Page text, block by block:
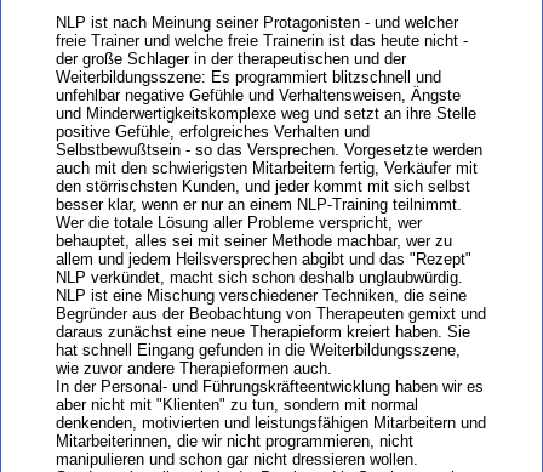
NLP ist nach Meinung seiner Protagonisten - und welcher
freie Trainer und welche freie Trainerin ist das heute nicht -
der große Schlager in der therapeutischen und der
Weiterbildungsszene: Es programmiert blitzschnell und
unfehlbar negative Gefühle und Verhaltensweisen, Ängste
und Minderwertigkeitskomplexe weg und setzt an ihre Stelle
positive Gefühle, erfolgreiches Verhalten und
Selbstbewußtsein - so das Versprechen. Vorgesetzte werden
auch mit den schwierigsten Mitarbeitern fertig, Verkäufer mit
den störrischsten Kunden, und jeder kommt mit sich selbst
besser klar, wenn er nur an einem NLP-Training teilnimmt.
Wer die totale Lösung aller Probleme verspricht, wer
behauptet, alles sei mit seiner Methode machbar, wer zu
allem und jedem Heilsversprechen abgibt und das "Rezept"
NLP verkündet, macht sich schon deshalb unglaubwürdig.
NLP ist eine Mischung verschiedener Techniken, die seine
Begründer aus der Beobachtung von Therapeuten gemixt und
daraus zunächst eine neue Therapieform kreiert haben. Sie
hat schnell Eingang gefunden in die Weiterbildungsszene,
wie zuvor andere Therapieformen auch.
In der Personal- und Führungskräfteentwicklung haben wir es
aber nicht mit "Klienten" zu tun, sondern mit normal
denkenden, motivierten und leistungsfähigen Mitarbeitern und
Mitarbeiterinnen, die wir nicht programmieren, nicht
manipulieren und schon gar nicht dressieren wollen.